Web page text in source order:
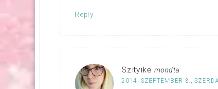
Reply
Szityike mondta
2014. SZEPTEMBER 3.,